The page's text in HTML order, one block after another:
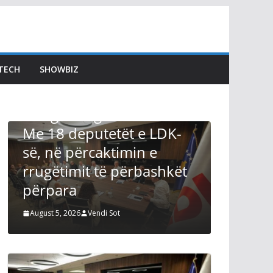
SHOWBIZ
LDK-
e
Kurti del nga takimi me
Abdixhikun: Nuk kemi
lajme, përderisa s’kemi
marrëveshje
August 5, 2026 Vendi Sot